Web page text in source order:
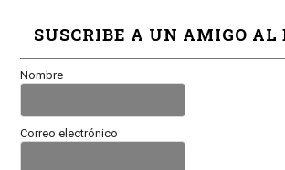
SUSCRIBE A UN AMIGO AL
Nombre
Correo electrónico